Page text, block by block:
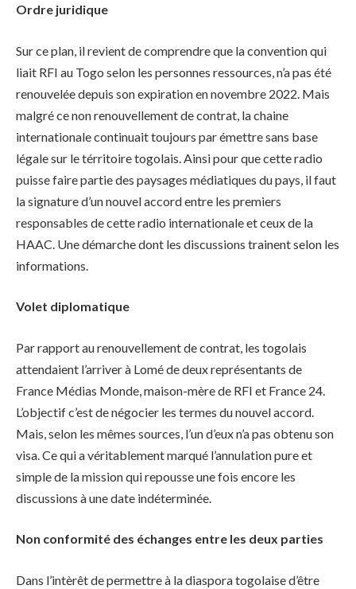
Ordre juridique
Sur ce plan, il revient de comprendre que la convention qui
liait RFI au Togo selon les personnes ressources, n’a pas été
renouvelée depuis son expiration en novembre 2022. Mais
malgré ce non renouvellement de contrat, la chaine
internationale continuait toujours par émettre sans base
légale sur le térritoire togolais. Ainsi pour que cette radio
puisse faire partie des paysages médiatiques du pays, il faut
la signature d’un nouvel accord entre les premiers
responsables de cette radio internationale et ceux de la
HAAC. Une démarche dont les discussions trainent selon les
informations.
Volet diplomatique
Par rapport au renouvellement de contrat, les togolais
attendaient l’arriver à Lomé de deux représentants de
France Médias Monde, maison-mère de RFI et France 24.
L’objectif c’est de négocier les termes du nouvel accord.
Mais, selon les mêmes sources, l’un d’eux n’a pas obtenu son
visa. Ce qui a véritablement marqué l’annulation pure et
simple de la mission qui repousse une fois encore les
discussions à une date indéterminée.
Non conformité des échanges entre les deux parties
Dans l’intèrêt de permettre à la diaspora togolaise d’être